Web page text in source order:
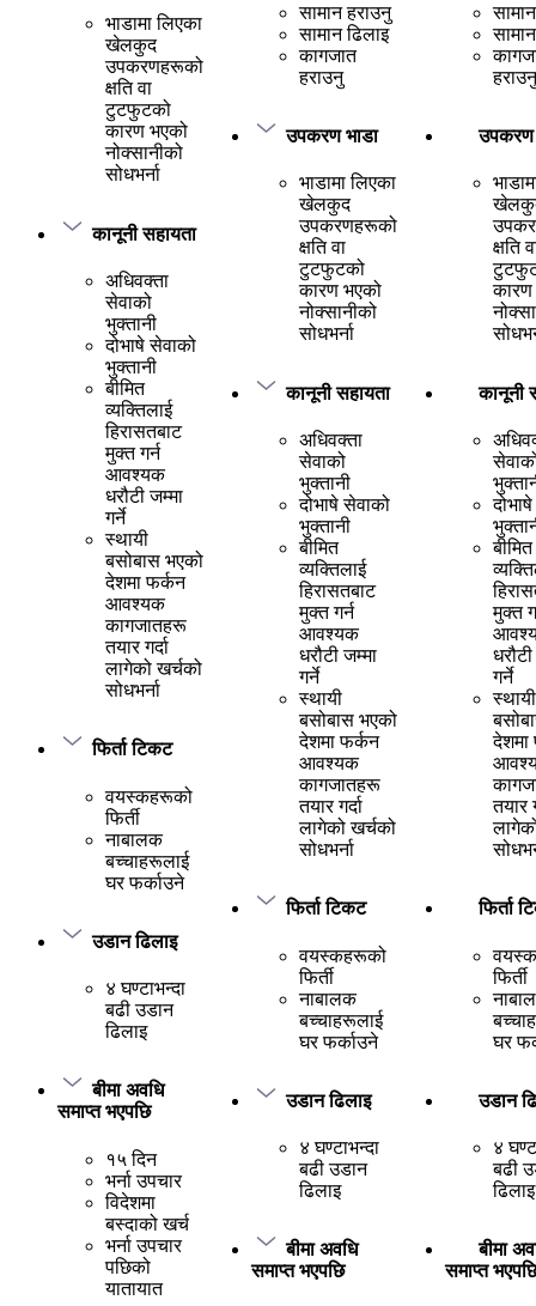
भाडामा लिएका
खेलकुद
उपकरणहरूको
क्षति वा
टुटफुटको
कारण भएको
नोक्सानीको
सोधभर्ना
कानूनी सहायता
अधिवक्ता
सेवाको
भुक्तानी
दोभाषे सेवाको
भुक्तानी
बीमित
व्यक्तिलाई
हिरासतबाट
मुक्त गर्न
आवश्यक
धरौटी जम्मा
गर्ने
स्थायी
बसोबास भएको
देशमा फर्कन
आवश्यक
कागजातहरू
तयार गर्दा
लागेको खर्चको
सोधभर्ना
फिर्ता टिकट
वयस्कहरूको
फिर्ती
नाबालक
बच्चाहरूलाई
घर फर्काउने
उडान ढिलाइ
४ घण्टाभन्दा
बढी उडान
ढिलाइ
बीमा अवधि
समाप्त भएपछि
१५ दिन
भर्ना उपचार
विदेशमा
बस्दाको खर्च
भर्ना उपचार
पछिको
यातायात
सामान हराउनु
सामान ढिलाइ
कागजात
हराउनु
उपकरण भाडा
भाडामा लिएका
खेलकुद
उपकरणहरूको
क्षति वा
टुटफुटको
कारण भएको
नोक्सानीको
सोधभर्ना
कानूनी सहायता
अधिवक्ता
सेवाको
भुक्तानी
दोभाषे सेवाको
भुक्तानी
बीमित
व्यक्तिलाई
हिरासतबाट
मुक्त गर्न
आवश्यक
धरौटी जम्मा
गर्ने
स्थायी
बसोबास भएको
देशमा फर्कन
आवश्यक
कागजातहरू
तयार गर्दा
लागेको खर्चको
सोधभर्ना
फिर्ता टिकट
वयस्कहरूको
फिर्ती
नाबालक
बच्चाहरूलाई
घर फर्काउने
उडान ढिलाइ
४ घण्टाभन्दा
बढी उडान
ढिलाइ
बीमा अवधि
समाप्त भएपछि
हराउनु
उपकरण
क्षति
कारण
कानूनी
बीमित
मुक्त
गर्ने
स्थायी
देशमा
तयार
फिर्ता
फिर्ती
घर
उडान
४
बढी
ढिलाइ
बीमा
समाप्त